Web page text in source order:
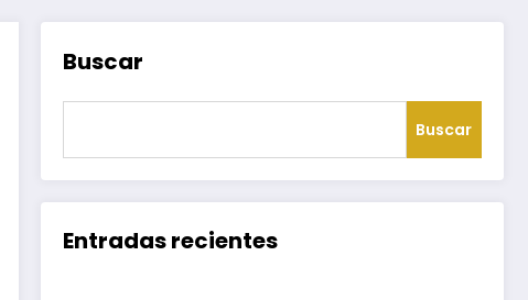
Buscar
Buscar
Entradas recientes